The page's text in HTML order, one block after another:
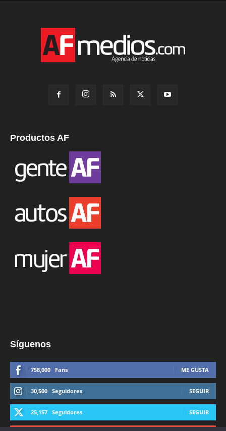
Productos AF
Síguenos
758,000 Fans ME GUSTA
30,500 Seguidores SEGUIR
25,157 Seguidores SEGUIR